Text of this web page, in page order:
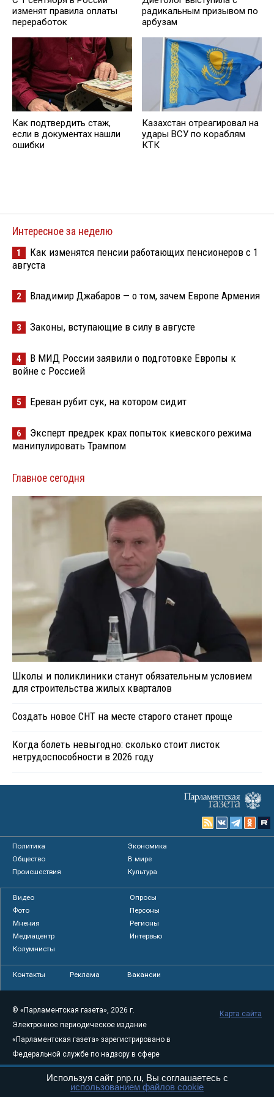
изменят правила оплаты
переработок
радикальным призывом по
арбузам
Как подтвердить стаж,
если в документах нашли
ошибки
Казахстан отреагировал на
удары ВСУ по кораблям
КТК
Интересное за неделю
1
Как изменятся пенсии работающих пенсионеров с 1
августа
2 Владимир Джабаров — о том, зачем Европе Армения
3 Законы, вступающие в силу в августе
4
В МИД России заявили о подготовке Европы к
войне с Россией
5 Ереван рубит сук, на котором сидит
6
Эксперт предрек крах попыток киевского режима
манипулировать Трампом
Главное сегодня
Школы и поликлиники станут обязательным условием
для строительства жилых кварталов
Создать новое СНТ на месте старого станет проще
Когда болеть невыгодно: сколько стоит листок
нетрудоспособности в 2026 году
Политика
Экономика
Общество
В мире
Происшествия
Культура
Видео
Опросы
Фото
Персоны
Мнения
Регионы
Медиацентр
Интервью
Колумнисты
Контакты Реклама Вакансии
© «Парламентская газета», 2026 г.
Электронное периодическое издание
«Парламентская газета» зарегистрировано в
Федеральной службе по надзору в сфере
связи, информационных технологий и
массовых коммуникаций (Роскомнадзор) 05
Карта сайта
Используя сайт pnp.ru, Вы соглашаетесь с
использованием файлов cookie